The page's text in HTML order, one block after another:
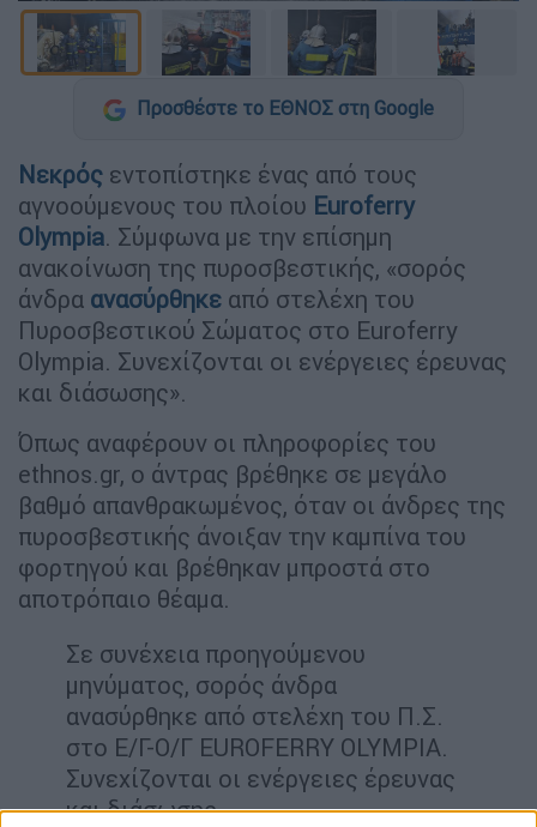
Προσθέστε το ΕΘΝΟΣ στη Google
Νεκρός εντοπίστηκε ένας από τους
αγνοούμενους του πλοίου Euroferry
Olympia. Σύμφωνα με την επίσημη
ανακοίνωση της πυροσβεστικής, «σορός
άνδρα ανασύρθηκε από στελέχη του
Πυροσβεστικού Σώματος στο Euroferry
Olympia. Συνεχίζονται οι ενέργειες έρευνας
και διάσωσης».
Όπως αναφέρουν οι πληροφορίες του
ethnos.gr, o άντρας βρέθηκε σε μεγάλο
βαθμό απανθρακωμένος, όταν οι άνδρες της
πυροσβεστικής άνοιξαν την καμπίνα του
φορτηγού και βρέθηκαν μπροστά στο
αποτρόπαιο θέαμα.
Σε συνέχεια προηγούμενου
μηνύματος, σορός άνδρα
ανασύρθηκε από στελέχη του Π.Σ.
στο E/Γ-O/Γ EUROFERRY OLYMPIA.
Συνεχίζονται οι ενέργειες έρευνας
και διάσωσης.